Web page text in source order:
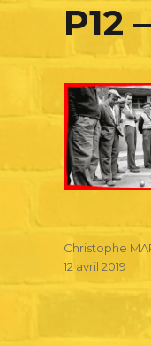
P12
Christophe
12 avril 2019